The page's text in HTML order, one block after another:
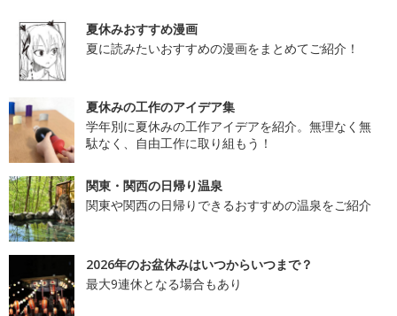
夏休みおすすめ漫画
夏に読みたいおすすめの漫画をまとめてご紹介！
夏休みの工作のアイデア集
学年別に夏休みの工作アイデアを紹介。無理なく無
駄なく、自由工作に取り組もう！
関東・関西の日帰り温泉
関東や関西の日帰りできるおすすめの温泉をご紹介
2026年のお盆休みはいつからいつまで？
最大9連休となる場合もあり